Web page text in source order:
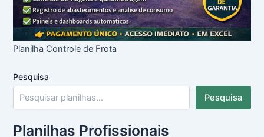
Planilha Controle de Frota
Pesquisa
Pesquisa
Planilhas Profissionais